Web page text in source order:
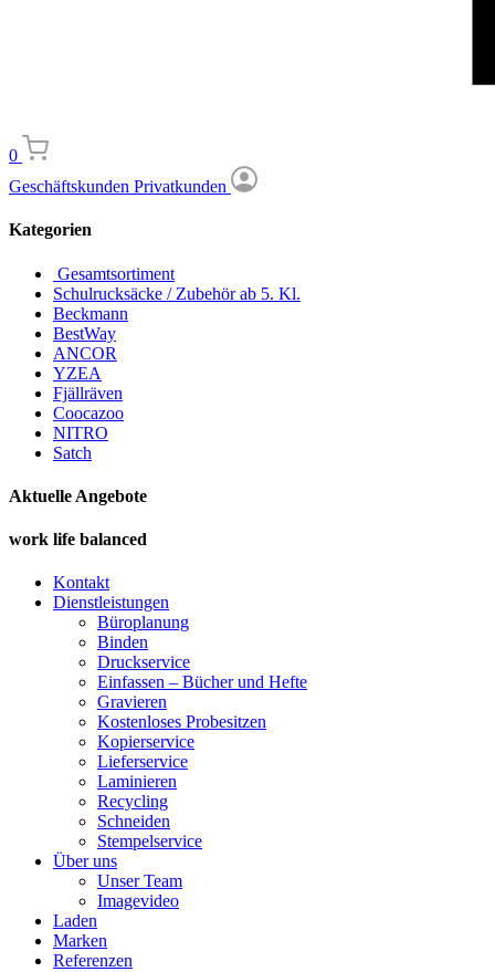
0
Geschäftskunden Privatkunden
Kategorien
Gesamtsortiment
Schulrucksäcke / Zubehör ab 5. Kl.
Beckmann
BestWay
ANCOR
YZEA
Fjällräven
Coocazoo
NITRO
Satch
Aktuelle Angebote
work life balanced
Kontakt
Dienstleistungen
Büroplanung
Binden
Druckservice
Einfassen – Bücher und Hefte
Gravieren
Kostenloses Probesitzen
Kopierservice
Lieferservice
Laminieren
Recycling
Schneiden
Stempelservice
Über uns
Unser Team
Imagevideo
Laden
Marken
Referenzen